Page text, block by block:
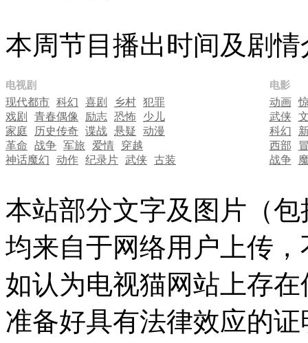
本周节目播出时间及剧情
电视剧
现代都市 科幻 喜剧 乡村 犯罪
戏剧
青春偶像 励志 恐怖
少儿
家庭
历史传奇 谍战 悬疑
动漫
革命
战争 军旅 爱情
穿越
神话魔幻
动作 纪录片 武侠 古装
电影
动画
武侠
科幻
西部
战争
本站部分文字及图片（
均来自于网络用户上传
如认为电视猫网站上存
准备好具有法律效应的